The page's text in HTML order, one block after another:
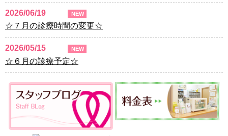
2026/06/19 NEW
☆７月の診療時間の変更☆
2026/05/15 NEW
☆６月の診療予定☆